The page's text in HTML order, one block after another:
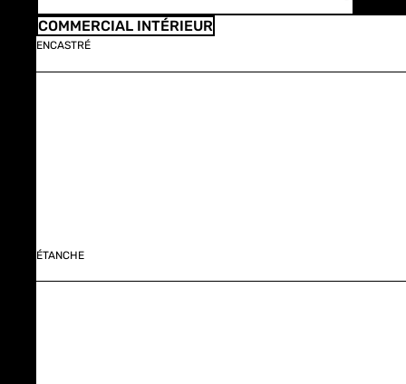
COMMERCIAL INTÉRIEUR
ENCASTRÉ
ÉTANCHE